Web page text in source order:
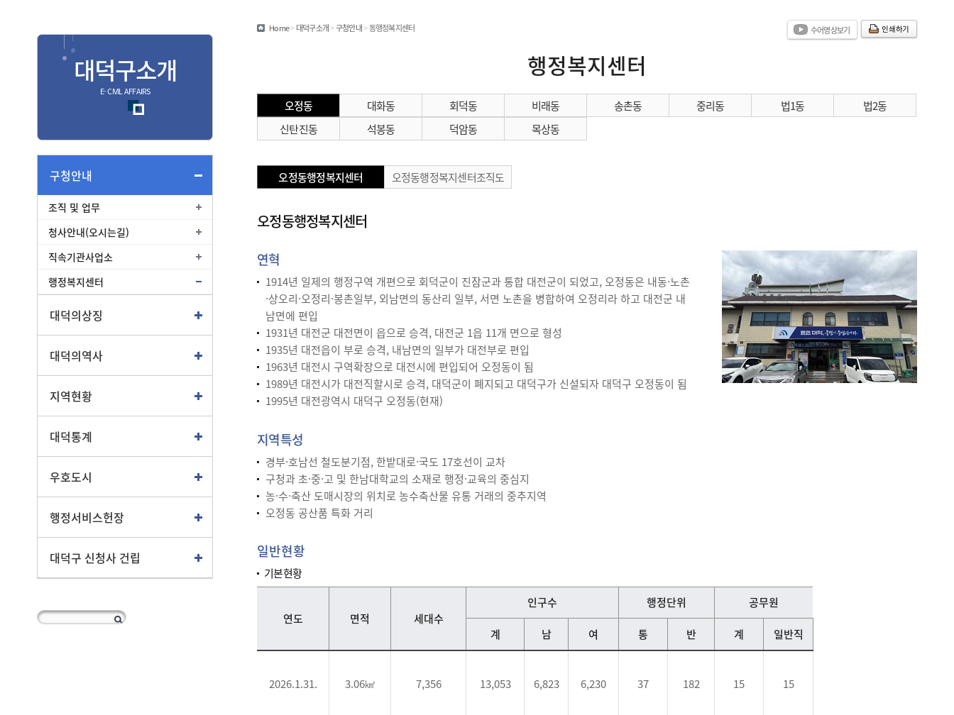
민원편람/서식
온라인민원발급
종합민원
교통
대덕구소개
E- CIVIL AFFAIRS
구청안내
조직 및 업무
청사안내(오시는길)
직속기관사업소
행정복지센터
대덕의상징
대덕의역사
지역현황
대덕통계
우호도시
행정서비스헌장
대덕구 신청사 건립
Home>대덕구소개>구청안내>동행정복지센터 인쇄하기
수어영상보기
행정복지센터
오정동 대화동 회덕동 비래동 송촌동 중리동 법1동
법2동
신탄진동
석봉동 덕암동 목상동
오정동행정복지센터 오정동행정복지센터조직도
오정동행정복지센터
연혁
1914년 일제의 행정구역 개편으로 회덕군이 진잠군과 통합 대전군이 되었고, 오정동은 내동·노촌
·상오리·오정리·봉촌일부, 외남면의 동산리 일부, 서면 노촌을 병합하여 오정리라 하고 대전군 내
남면에 편입
1931년 대전군 대전면이 읍으로 승격, 대전군 1읍 11개 면으로 형성
1935년 대전읍이 부로 승격, 내남면의 일부가 대전부로 편입
1963년 대전시 구역확장으로 대전시에 편입되어 오정동이 됨
1989년 대전시가 대전직할시로 승격, 대덕군이 폐지되고 대덕구가 신설되자 대덕구 오정동이 됨
1995년 대전광역시 대덕구 오정동(현재)
지역특성
경부·호남선 철도분기점, 한밭대로·국도 17호선이 교차
구청과 초·중·고 및 한남대학교의 소재로 행정·교육의 중심지
농·수·축산 도매시장의 위치로 농수축산물 유통 거래의 중추지역
오정동 공산품 특화 거리
일반현황
기본현황
연도 면적 세대수
인구수 행정단위 공무원
계 남 여 통 반 계 일반직
2026.1.31. 3.06㎢ 7,356 13,053 6,823 6,230 37 182 15 15